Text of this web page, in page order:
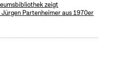
zeigt
Partenheimer aus 1970er